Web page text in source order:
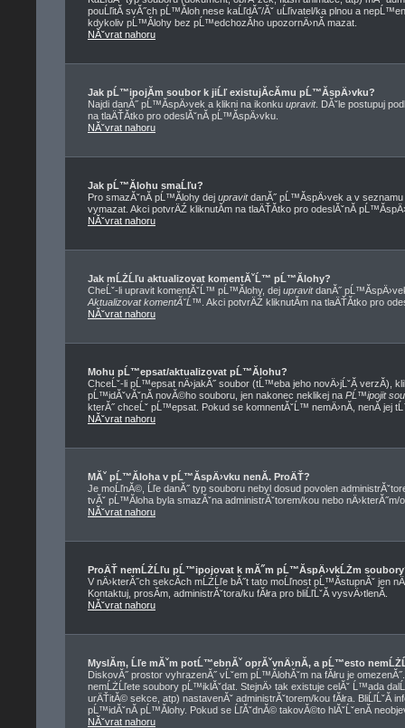
pouĹľitĂ­ svĂ˝ch pĹ™Ă­loh nese kaĹľdĂ˝/Ăˇ uĹľivatel/ka plnou a
kdykoliv pĹ™Ă­lohy bez pĹ™edchozĂ­ho upozornÄ›nĂ­ mazat.
NĂˇvrat nahoru
Jak pĹ™ipojĂ­m soubor k jiĹľ existujĂ­cĂ­mu pĹ™Ă­spÄ›vku?
Najdi danĂ˝ pĹ™Ă­spÄ›vek a klikni na ikonku upravit. DĂˇle postupuj
na tlaÄŤĂ­tko pro odeslĂˇnĂ­ pĹ™Ă­spÄ›vku.
NĂˇvrat nahoru
Jak pĹ™Ă­lohu smaĹľu?
Pro smazĂˇnĂ­ pĹ™Ă­lohy dej upravitdanĂ˝ pĹ™Ă­spÄ›vek a v
vymazat. Akci potvrÄŹ kliknutĂ­m na tlaÄŤĂ­tko pro odeslĂˇnĂ­
NĂˇvrat nahoru
Jak mĹŻĹľu aktualizovat komentĂˇĹ™ pĹ™Ă­lohy?
CheĹˇ-li upravit komentĂˇĹ™ pĹ™Ă­lohy, dej upravitdanĂ˝
Aktualizovat komentĂˇĹ™ . Akci potvrÄŹ kliknutĂ­m na tlaÄŤĂ­tko pro
NĂˇvrat nahoru
Mohu pĹ™epsat/aktualizovat pĹ™Ă­lohu?
ChceĹˇ-li pĹ™epsat nÄ›jakĂ˝ soubor (tĹ™eba jeho novÄ›jĹˇĂ­ verzĂ­),
pĹ™idĂˇvĂˇnĂ­ novĂ©ho souboru, jen nakonec neklikej na PĹ™ipojit
kterĂ˝ chceĹˇ pĹ™epsat. Pokud se komnentĂˇĹ™ nemÄ›nĂ­, nenĂ­ jej
NĂˇvrat nahoru
MĂˇ pĹ™Ă­loha v pĹ™Ă­spÄ›vku nenĂ­. ProÄŤ?
Je moĹľnĂ©, Ĺľe danĂ˝ typ souboru nebyl dosud povolen
tvĂˇ pĹ™Ă­loha byla smazĂˇna administrĂˇtorem/kou nebo
NĂˇvrat nahoru
ProÄŤ nemĹŻĹľu pĹ™ipojovat k mĂ˝m pĹ™Ă­spÄ›vkĹŻm
V nÄ›kterĂ˝ch sekcĂ­ch mĹŻĹľe bĂ˝t tato moĹľnost pĹ™Ă­stupnĂˇ jen
Kontaktuj, prosĂ­m, administrĂˇtora/ku fĂłra pro bliĹľĹˇĂ­ vysvÄ›tlenĂ­.
NĂˇvrat nahoru
MyslĂ­m, Ĺľe mĂˇm potĹ™ebnĂˇ oprĂˇvnÄ›nĂ­, a pĹ™esto
DiskovĂ˝ prostor vyhrazenĂ˝ vĹˇem pĹ™Ă­lohĂˇm na fĂłru je
nemĹŻĹľete soubory pĹ™iklĂˇdat. StejnÄ› tak existuje celĂˇ Ĺ™ada
urÄŤitĂ© sekce, atp) nastavenĂˇ administrĂˇtorem/kou fĂłra. BliĹľĹˇĂ­
pĹ™idĂˇnĂ­ pĹ™Ă­lohy. Pokud se ĹľĂˇdnĂ© takovĂ©to hlĂˇĹˇenĂ­
NĂˇvrat nahoru